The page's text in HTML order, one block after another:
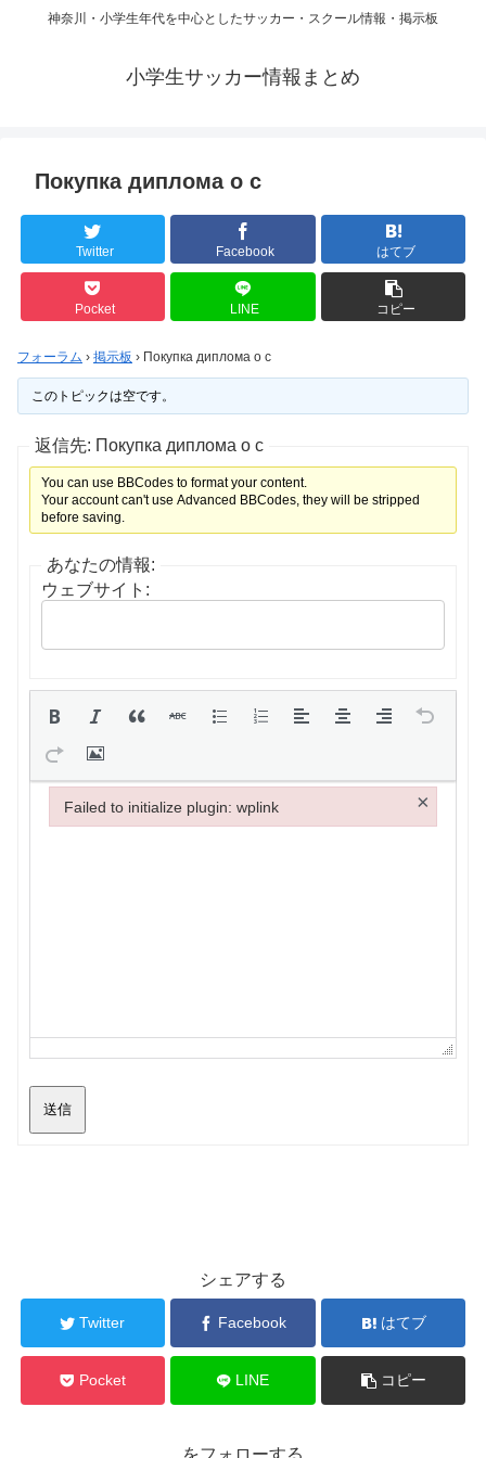
神奈川・小学生年代を中心としたサッカー・スクール情報・掲示板
小学生サッカー情報まとめ
Покупка диплома о с
Twitter Facebook はてブ
Pocket LINE コピー
フォーラム › 掲示板 › Покупка диплома о с
このトピックは空です。
返信先: Покупка диплома о с
You can use BBCodes to format your content.
Your account can't use Advanced BBCodes, they will be stripped
before saving.
あなたの情報:
ウェブサイト:
送信
シェアする
Twitter Facebook はてブ
Pocket LINE コピー
Failed to initialize plugin: wplink ×
Failed to initialize plugin: wplink